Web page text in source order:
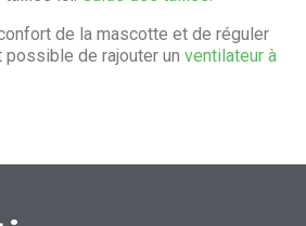
de la mascotte et de réguler
de rajouter un ventilateur à